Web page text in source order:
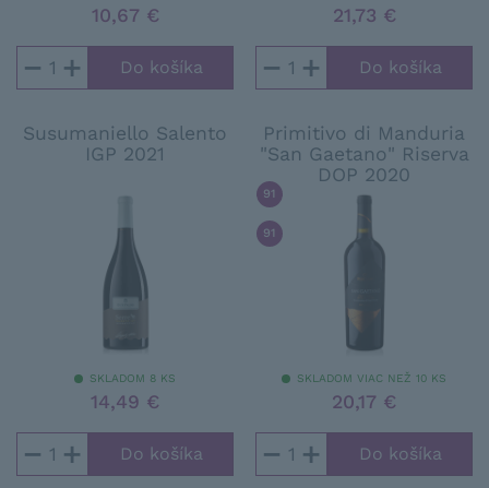
10,67 €
− +
21,73 €
− +
Susumaniello Salento
IGP 2021
SKLADOM 8 KS
14,49 €
− +
Primitivo di Manduria
"San Gaetano" Riserva
DOP 2020
91 FALSTAFF
91 5STARSWINES -
SKLADOM VIAC NEŽ 10 KS
20,17 €
− +